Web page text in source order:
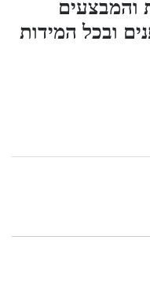
והמבצעים
ובכל המידות